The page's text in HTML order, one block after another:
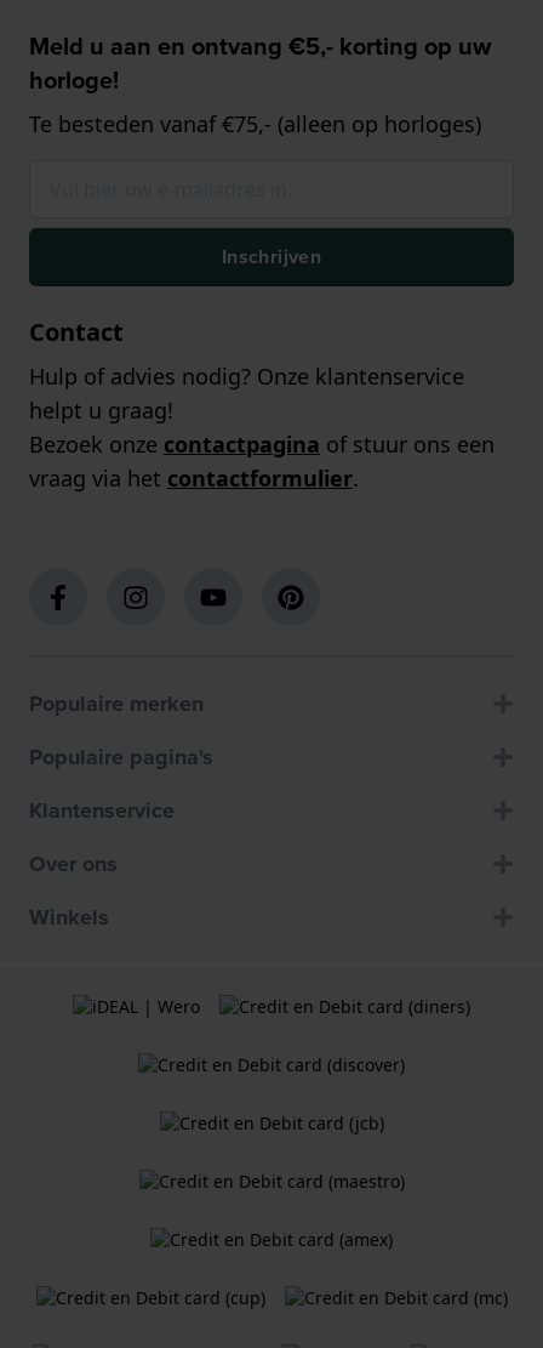
Meld u aan en ontvang €5,- korting op uw
horloge!
Te besteden vanaf €75,- (alleen op horloges)
Inschrijven
Contact
Hulp of advies nodig? Onze klantenservice
helpt u graag!
Bezoek onze contactpagina of stuur ons een
vraag via het contactformulier.
Populaire merken
Populaire pagina's
Klantenservice
Over ons
Winkels